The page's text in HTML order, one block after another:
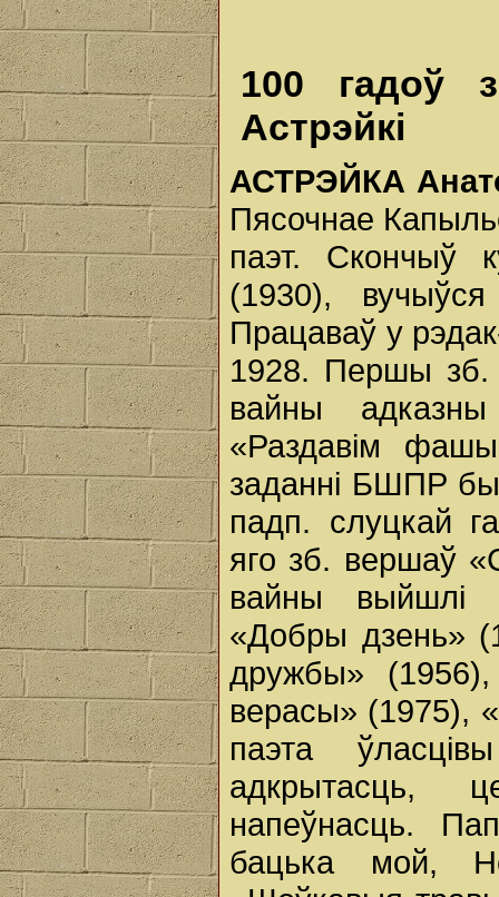
100 гадоў
Астрэйкі
АСТРЭЙКА
Пясочнае
паэт. Скончыў
(1930),
Працаваў у
1928. Першы
вайны адказны
«Раздавім
заданні БШПР
падп. слуцкай
яго зб. вершаў
вайны выйшлі
«Добры дзень»
дружбы»
верасы» (1975),
паэта
адкрытасць,
напеўнасць.
бацька мой,